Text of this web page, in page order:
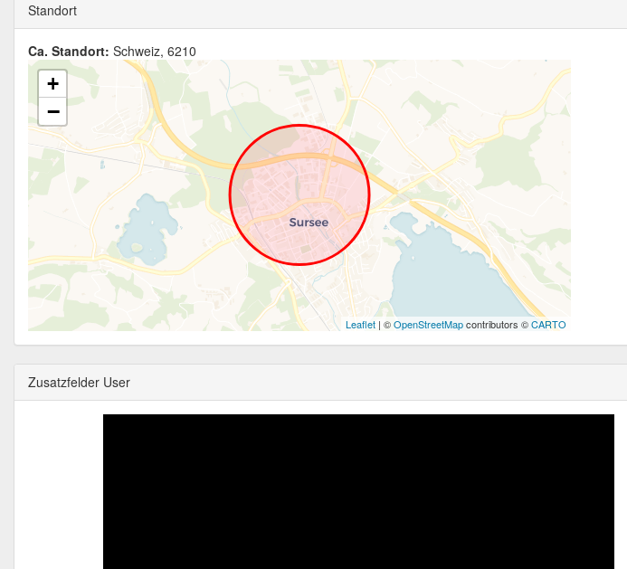
Standort
Ca. Standort: Schweiz, 6210
+
−
Leaflet | ©OpenStreetMapcontributors ©CARTO
Zusatzfelder User